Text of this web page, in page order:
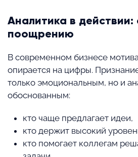
Аналитика в
поощрению
В современном бизнесе
опирается на цифры.
только эмоциональным, но и
обоснованным:
кто чаще предлагает идеи,
кто держит высокий
кто помогает коллегам